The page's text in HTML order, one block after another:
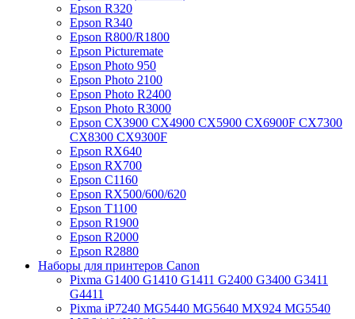
Epson R320
Epson R340
Epson R800/R1800
Epson Picturemate
Epson Photo 950
Epson Photo 2100
Epson Photo R2400
Epson Photo R3000
Epson CX3900 CX4900 CX5900 CX6900F CX7300
CX8300 CX9300F
Epson RX640
Epson RX700
Epson C1160
Epson RX500/600/620
Epson T1100
Epson R1900
Epson R2000
Epson R2880
Наборы для принтеров Canon
Pixma G1400 G1410 G1411 G2400 G3400 G3411
G4411
Pixma iP7240 MG5440 MG5640 MX924 MG5540